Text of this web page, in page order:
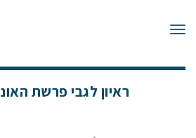
תפריט
ראיון לגבי פרשת